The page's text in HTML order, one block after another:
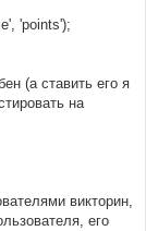
'points');
(а ставить его я
на
викторин,
его